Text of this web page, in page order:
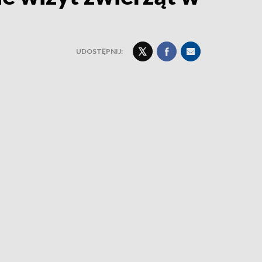
UDOSTĘPNIJ: